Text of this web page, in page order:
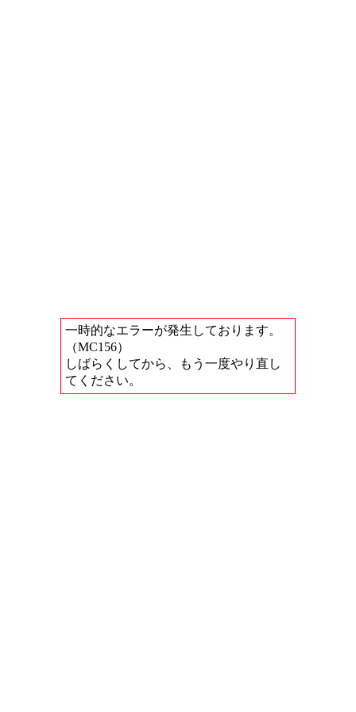
一時的なエラーが発生しております。
（MC156）
しばらくしてから、もう一度やり直し
てください。